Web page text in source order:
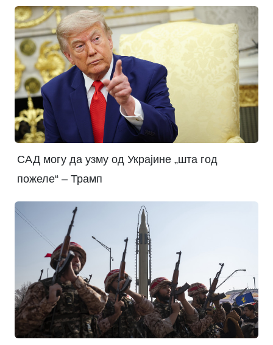
САД могу да узму од Украјине „шта год
пожеле“ – Трамп